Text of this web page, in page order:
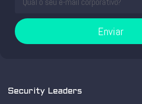
Enviar
Security Leaders